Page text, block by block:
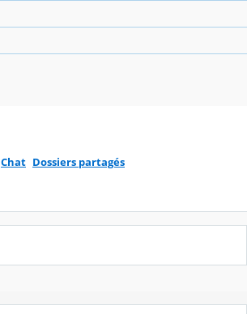
Chat Dossiers partagés